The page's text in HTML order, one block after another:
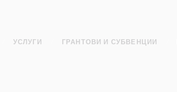
УСЛУГИ ГРАНТОВИ И СУБВЕНЦИИ